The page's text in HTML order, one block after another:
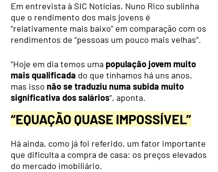
Em entrevista à SIC Notícias, Nuno Rico sublinha
que o rendimento dos mais jovens é
“relativamente mais baixo” em comparação com os
rendimentos de “pessoas um pouco mais velhas”.
“Hoje em dia temos uma população jovem muito
mais qualificada do que tínhamos há uns anos,
mas isso não se traduziu numa subida muito
significativa dos salários“, aponta.
“EQUAÇÃO QUASE IMPOSSÍVEL”
Há ainda, como já foi referido, um fator importante
que dificulta a compra de casa: os preços elevados
do mercado imobiliário.